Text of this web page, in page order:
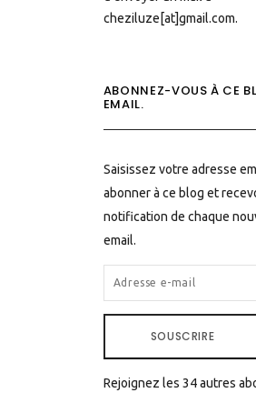
cheziluze[at]gmail.com.
ABONNEZ-VOUS À CE
EMAIL.
Saisissez votre adresse
abonner à ce blog et
notification de chaque
email.
ADRESSE
E-
SOUSCRIRE
Rejoignez les 34 autres